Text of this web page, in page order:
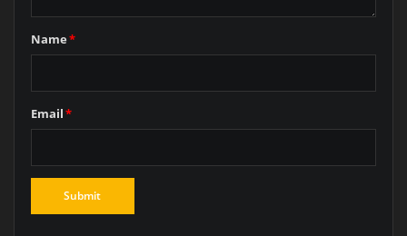
Name*
Email*